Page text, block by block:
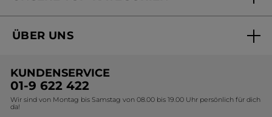
Online Preisliste
Black Friday Yves Rocher
Geschenkideen Yves Rocher
Kollektion Monoi Yves Rocher
ÜBER UNS
Umweltstiftung YR
Affiliate Programm
KUNDENSERVICE
01-9 622 422
Wir sind von Montag bis Samstag von 08.00 bis 19.00 Uhr persönlich für dich
da!